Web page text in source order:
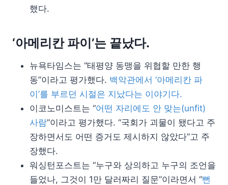
했다.
‘아메리칸 파이’는 끝났다.
뉴욕타임스는 “태평양 동맹을 위협할 만한 행
동”이라고 평가했다. 백악관에서 ‘아메리칸 파
이’를 부르던 시절은 지났다는 이야기다.
이코노미스트는 “어떤 자리에도 안 맞는(unfit)
사람”이라고 평가했다. “국회가 괴물이 됐다고 주
장하면서도 어떤 증거도 제시하지 않았다”고 주
장했다.
워싱턴포스트는 “누구와 상의하고 누구의 조언을
들었나, 그것이 1만 달러짜리 질문”이라면서 “뻔